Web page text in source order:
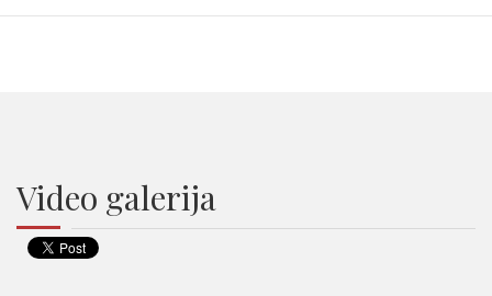
Video galerija